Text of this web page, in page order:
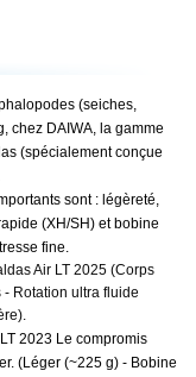
(seiches,
chez DAIWA, la gamme
(spécialement conçue
sont : légèreté,
(XH/SH) et bobine
fine.
Air LT 2025 (Corps
- Rotation ultra fluide
2023 Le compromis
(Léger (~225 g) - Bobine